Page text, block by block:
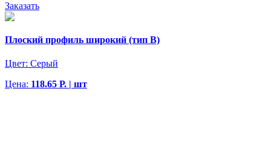
Заказать
Плоский профиль широкий (тип В)
Цвет: Серый
Цена: 118.65 Р. | шт